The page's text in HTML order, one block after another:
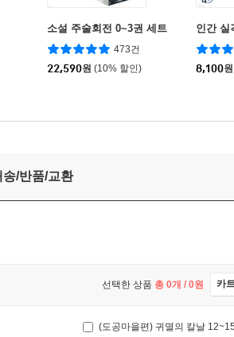
소설 주술회전 0~3권 세트
473건
22,590원 (10% 할인)
인간 실
8,100원
송/반품/교환
선택한 상품 총 0개 / 0원 카
(도공마을편) 귀멸의 칼날